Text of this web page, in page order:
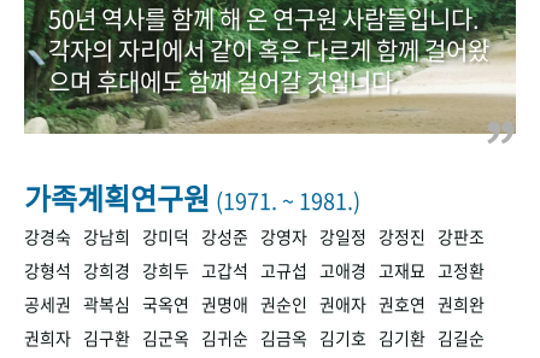
사진 아카이브 문서 기록물 행정박물 영상 기록물
50+1주년 기념
+1
VR 역사관
50년 역사를 함께 해 온 연구원 사람들입니다.
각자의 자리에서 같이 혹은 다르게 함께 걸어왔
으며 후대에도 함께 걸어갈 것입니다.
가족계획연구원 (1971. ~ 1981.)
강경숙 강남희 강미덕 강성준 강영자 강일정 강정진
강판조
강형석
강희경 강희두 고갑석 고규섭 고애경 고재묘 고정환
공세권 곽복심 국옥연 권명애 권순인 권애자 권호연 권희완
권희자 김구환 김군옥 김귀순 김금옥 김기호 김기환 김길순